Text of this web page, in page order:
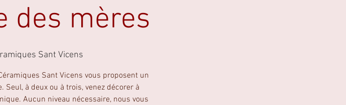
des mères
Sant Vicens
Sant Vicens vous proposent un
à deux ou à trois, venez décorer à
Aucun niveau nécessaire, nous vous